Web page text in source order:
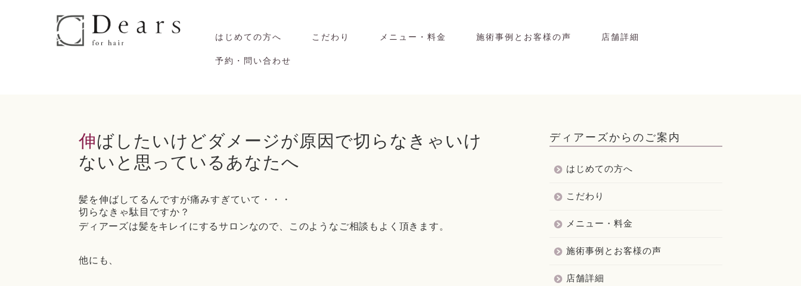
はじめての方へ こだわり メニュー・料金 施術事例とお客様の声 店舗詳細
予約・問い合わせ
伸ばしたいけどダメージが原因で切らなきゃいけ
ないと思っているあなたへ
髪を伸ばしてるんですが痛みすぎていて・・・
切らなきゃ駄目ですか？
ディアーズは髪をキレイにするサロンなので、このようなご相談もよく頂きます。
他にも、
ディアーズからのご案内
はじめての方へ
こだわり
メニュー・料金
施術事例とお客様の声
店舗詳細